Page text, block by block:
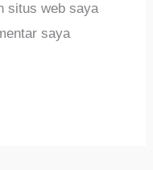
situs web saya
saya